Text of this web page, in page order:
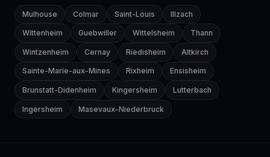
Mulhouse Colmar Saint-Louis Illzach
Wittenheim Guebwiller Wittelsheim Thann
Wintzenheim Cernay Riedisheim Altkirch
Sainte-Marie-aux-Mines Rixheim Ensisheim
Brunstatt-Didenheim Kingersheim Lutterbach
Ingersheim Masevaux-Niederbruck